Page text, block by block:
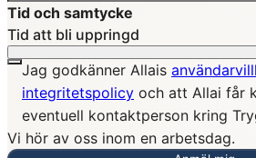
Tid och samtycke
Tid att bli uppringd
Jag godkänner Allais
integritetspolicy och att Allai får
eventuell kontaktperson kring
Vi hör av oss inom en arbetsdag.